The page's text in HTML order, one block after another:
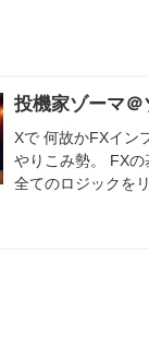
投機家ゾーマ
Xで 何故かFXイン
やりこみ勢。 FX
全てのロジックを